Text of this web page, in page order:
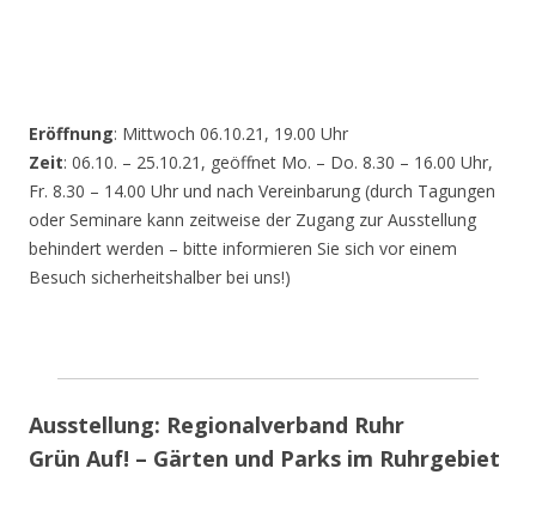
Eröffnung: Mittwoch 06.10.21, 19.00 Uhr
Zeit: 06.10. – 25.10.21, geöffnet Mo. – Do. 8.30 – 16.00 Uhr,
Fr. 8.30 – 14.00 Uhr und nach Vereinbarung (durch Tagungen
oder Seminare kann zeitweise der Zugang zur Ausstellung
behindert werden – bitte informieren Sie sich vor einem
Besuch sicherheitshalber bei uns!)
Ausstellung: Regionalverband Ruhr
Grün Auf! – Gärten und Parks im Ruhrgebiet